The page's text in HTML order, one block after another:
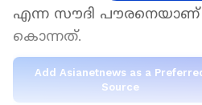
എന്ന സൗദി പൗരനെയാണ്
കൊന്നത്.
Add Asianetnews as a
Source